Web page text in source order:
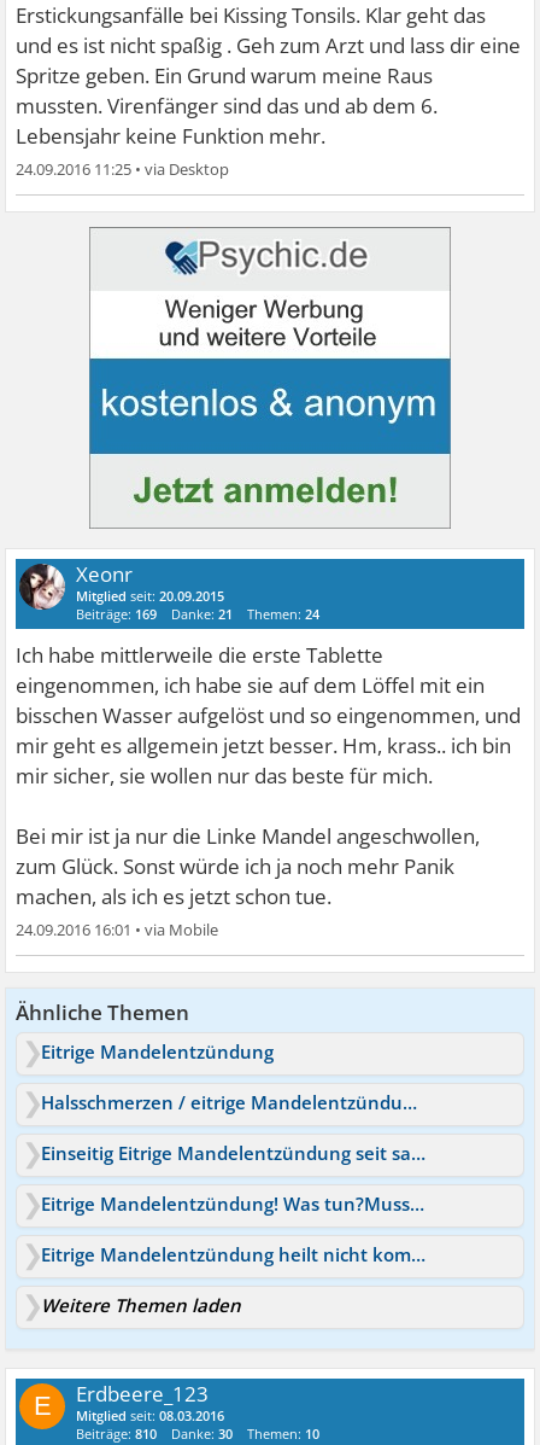
Erstickungsanfälle bei Kissing Tonsils. Klar geht das
und es ist nicht spaßig . Geh zum Arzt und lass dir eine
Spritze geben. Ein Grund warum meine Raus
mussten. Virenfänger sind das und ab dem 6.
Lebensjahr keine Funktion mehr.
24.09.2016 11:25 •
Xeonr
Mitglied seit:20.09.2015
Beiträge: 169 Danke:21 Themen:24
Ich habe mittlerweile die erste Tablette
eingenommen, ich habe sie auf dem Löffel mit ein
bisschen Wasser aufgelöst und so eingenommen, und
mir geht es allgemein jetzt besser. Hm, krass.. ich bin
mir sicher, sie wollen nur das beste für mich.
Bei mir ist ja nur die Linke Mandel angeschwollen,
zum Glück. Sonst würde ich ja noch mehr Panik
machen, als ich es jetzt schon tue.
24.09.2016 16:01 •
Ähnliche Themen
Eitrige Mandelentzündung
Halsschmerzen / eitrige Mandelentzündung - Herzmuskel?
Einseitig Eitrige Mandelentzündung seit samstag
Eitrige Mandelentzündung! Was tun?Muss ich ins KH?
Eitrige Mandelentzündung heilt nicht komplett aus?
Weitere Themen laden
E Erdbeere_123
Mitglied seit:08.03.2016
Beiträge:810 Danke:30 Themen: 10